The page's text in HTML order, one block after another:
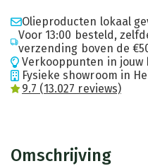
Olieproducten lokaal
Voor 13:00 besteld,
verzending boven de
Verkooppunten in jouw
Fysieke showroom in
9.7 (13.027 reviews)
Omschrijving